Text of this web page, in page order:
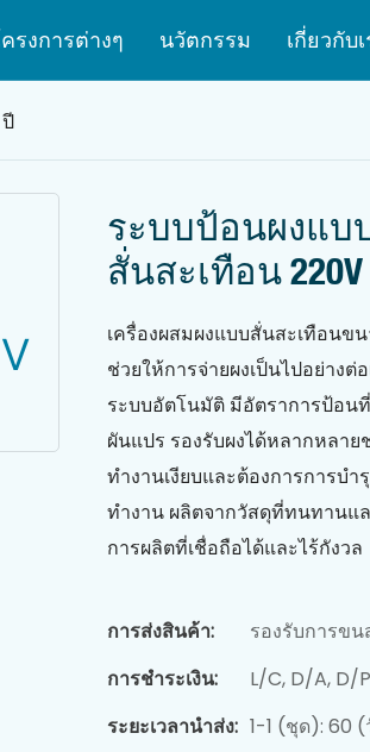
รงการต่างๆ นวัตกรรม เกี่ยวกับ
ระบบป้อนผงแบ
สั่นสะเทือน
เครื่องผสมผงแบบสั่นสะเทือนข
ช่วยให้การจ่ายผงเป็นไปอย่าง
ระบบอัตโนมัติ มีอัตราการป้อน
ผันแปร รองรับผงได้หลากหลา
ทำงานเงียบและต้องการการบ
ทำงาน ผลิตจากวัสดุที่ทนทานแ
การผลิตที่เชื่อถือได้และไร้กังวล
การส่งสินค้า:
รองรับการขน
การชำระเงิน:
L/C, D/A, D/
ระยะเวลานำส่ง: 1-1 (ชุด): 60